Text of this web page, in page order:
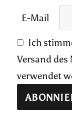
E-Mail
Ich
Versand
verwendet